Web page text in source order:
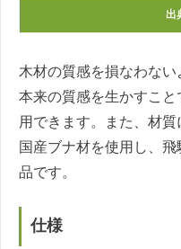
出
木材の質感を損なわな
本来の質感を生かすこ
用できます。また、材
国産ブナ材を使用し、
品です。
仕様